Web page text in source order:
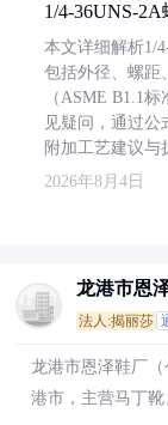
1/4-36UNS-
本文详细解析1/
包括外径、螺距
（ASME B1.1
见疑问，通过
附加工艺建议与
2026年8月4日
龙港市恩
法人:揭丽莎
龙港市恩泽鞋厂
港市，主营马丁靴